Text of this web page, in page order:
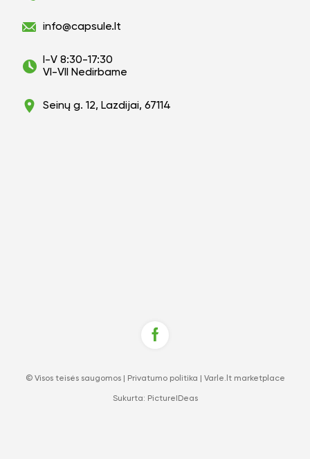
info@capsule.lt
I-V 8:30-17:30
VI-VII Nedirbame
Seinų g. 12, Lazdijai, 67114
© Visos teisės saugomos | Privatumo politika Varle.lt marketplace
Sukurta: PictureIDeas